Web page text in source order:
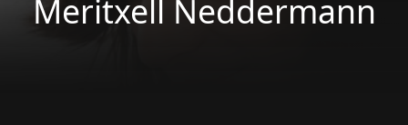
Meritxell Neddermann